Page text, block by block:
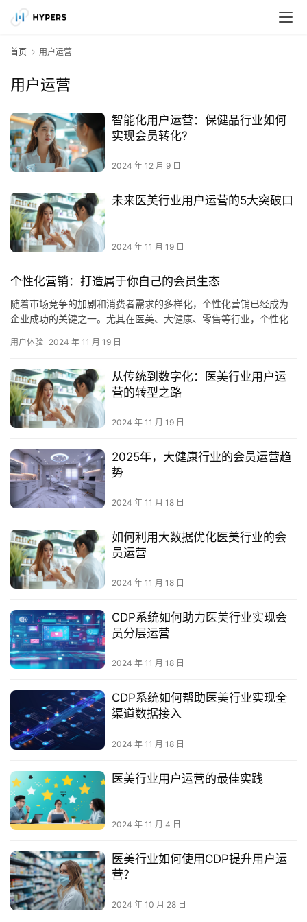
首页 用户运营
用户运营
智能化用户运营：保健品行业如何
实现会员转化?
2024 年 12 月 9 日
未来医美行业用户运营的5大突破口
2024 年 11 月 19 日
个性化营销：打造属于你自己的会员生态
随着市场竞争的加剧和消费者需求的多样化，个性化营销已经成为
企业成功的关键之一。尤其在医美、大健康、零售等行业，个性化
（CLV），最终带来可持续的商业增长。在这个背景下，构建属于自
那么，如何通过个性化营销打造一个属于企业自己的会员生态呢？
这其中需…
用户体验 2024 年 11 月 19 日
从传统到数字化：医美行业用户运
营的转型之路
2024 年 11 月 19 日
2025年，大健康行业的会员运营趋
势
2024 年 11 月 18 日
如何利用大数据优化医美行业的会
员运营
2024 年 11 月 18 日
CDP系统如何助力医美行业实现会
员分层运营
2024 年 11 月 18 日
CDP系统如何帮助医美行业实现全
渠道数据接入
2024 年 11 月 18 日
医美行业用户运营的最佳实践
2024 年 11 月 4 日
医美行业如何使用CDP提升用户运
营？
2024 年 10 月 28 日